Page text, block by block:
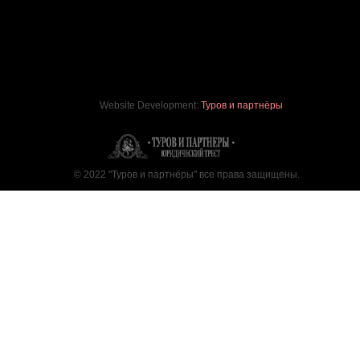
© 2022 "Туров и партнёры" все права защищены.
Website Development: Туров и партнёры